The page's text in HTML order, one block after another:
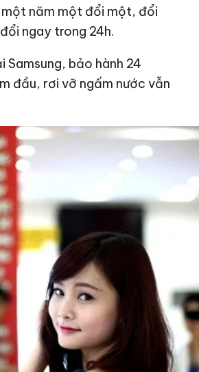
một năm một đổi một, đổi
ngay trong 24h.
Samsung, bảo hành 24
đầu, rơi vỡ ngấm nước vẫn